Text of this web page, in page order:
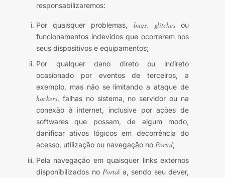
responsabilizaremos:
Por quaisquer problemas, bugs, glitches ou
funcionamentos indevidos que ocorrerem nos
seus dispositivos e equipamentos;
Por qualquer dano direto ou indireto
ocasionado por eventos de terceiros, a
exemplo, mas não se limitando a ataque de
hackers, falhas no sistema, no servidor ou na
conexão à internet, inclusive por ações de
softwares que possam, de algum modo,
danificar ativos lógicos em decorrência do
acesso, utilização ou navegação no Portal;
Pela navegação em quaisquer links externos
disponibilizados no Portal a, sendo seu dever,